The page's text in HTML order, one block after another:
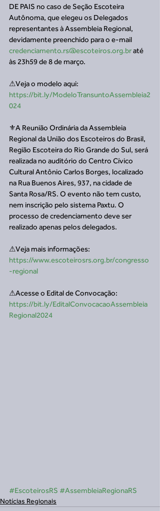
DE PAIS no caso de Seção Escoteira
Autônoma, que elegeu os Delegados
representantes à Assembleia Regional,
devidamente preenchido para o e-mail
credenciamento.rs@escoteiros.org.br até
às 23h59 de 8 de março.
⚠Veja o modelo aqui:
https://bit.ly/ModeloTransuntoAssembleia2
024
⚜A Reunião Ordinária da Assembleia
Regional da União dos Escoteiros do Brasil,
Região Escoteira do Rio Grande do Sul, será
realizada no auditório do Centro Cívico
Cultural Antônio Carlos Borges, localizado
na Rua Buenos Aires, 937, na cidade de
Santa Rosa/RS. O evento não tem custo,
nem inscrição pelo sistema Paxtu. O
processo de credenciamento deve ser
realizado apenas pelos delegados.
⚠Veja mais informações:
https://www.escoteirosrs.org.br/congresso
-regional
⚠Acesse o Edital de Convocação:
https://bit.ly/EditalConvocacaoAssembleia
Regional2024
#EscoteirosRS #AssembleiaRegionaRS
Notícias Regionais